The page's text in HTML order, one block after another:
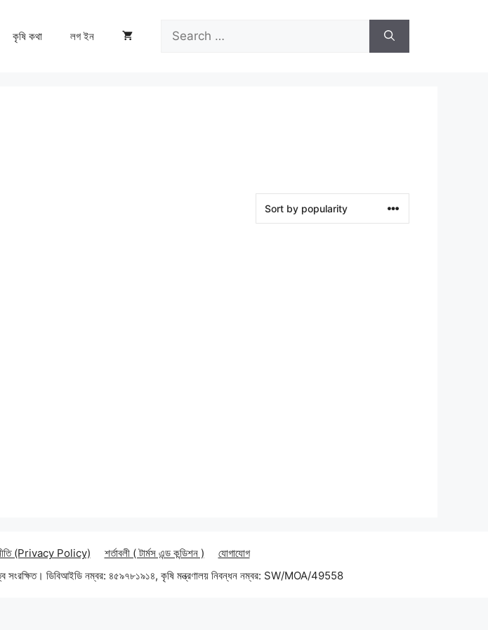
কৃষি কথা লগ ইন
Search
for:
(Privacy Policy) শর্তাবলী ( টার্মস এন্ড কন্ডিশন )
যোগাযোগ
ডিবিআইডি নম্বর: ৪৫৯৭৮১৯১৪, কৃষি মন্ত্রণালয় নিবন্ধন নম্বর: SW/MOA/49558